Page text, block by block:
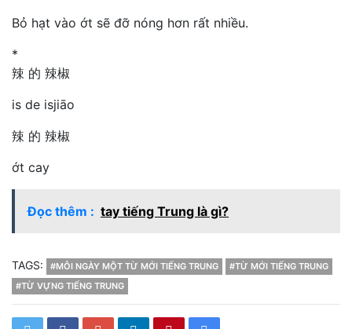
Bỏ hạt vào ớt sẽ đỡ nóng hơn rất nhiều.
*
辣 的 辣椒
is de isjiāo
辣 的 辣椒
ớt cay
Đọc thêm : tay tiếng Trung là gì?
TAGS: #MỖI NGÀY MỘT TỪ MỚI TIẾNG TRUNG
#TỪ MỚI TIẾNG TRUNG
#TỪ VỰNG TIẾNG TRUNG